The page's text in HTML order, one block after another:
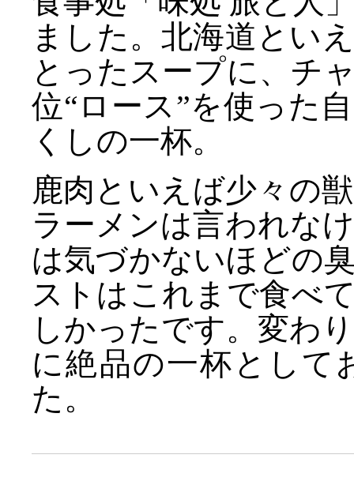
ました。北海道とい
とったスープに、チ
位“ロース”を使った
くしの一杯。
鹿肉といえば少々の
ラーメンは言われな
は気づかないほどの
ストはこれまで食べ
しかったです。変わ
に絶品の一杯として
た。